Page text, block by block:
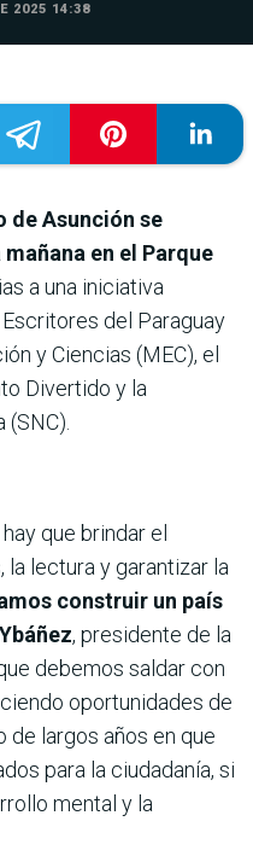
2025 14:38
de Asunción se
en el Parque
a una iniciativa
del Paraguay
y Ciencias (MEC), el
Divertido y la
que brindar el
lectura y garantizar la
construir un país
, presidente de la
debemos saldar con
oportunidades de
largos años en que
para la ciudadanía, si
mental y la